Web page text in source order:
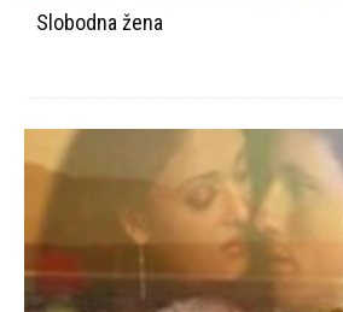
Slobodna žena